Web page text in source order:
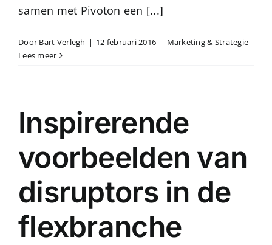
samen met Pivoton een [...]
Door Bart Verlegh | 12 februari 2016 | Marketing & Strategie
Lees meer
Inspirerende
voorbeelden van
disruptors in de
flexbranche